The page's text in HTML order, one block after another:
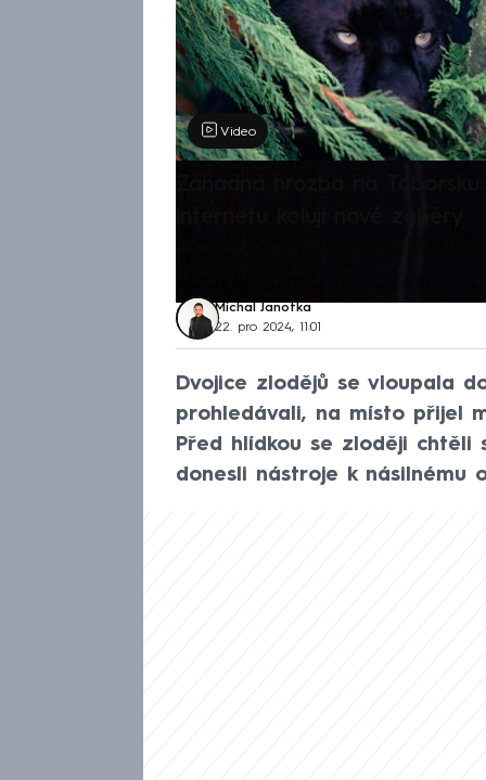
Video
Záhadná hrozba na
Michal Janotka
22. pro 2024, 11:01
Dvojice zlodějů se vloupala
prohledávali, na místo přijel
Před hlídkou se zloději
donesli nástroje k násilnému